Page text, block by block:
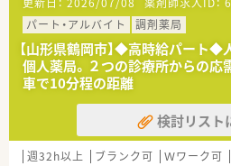
薬局周辺に複数の医療機関があり
しています。フォローアップ体制
クのある方でも安心してご修業い
として現場に入っており、患者様
いらっしゃいます。
≪充実の制度≫
ワークライフバランスを大事に
間連続で有給休暇を取得するな
ッシュ休暇制度」を導入しており
パート・アルバイト
調剤薬局
【山形県鶴岡市】◆高時給パート
個人薬局。２つの診療所からの応
車で10分程の距離
検討リスト
週32h以上 ブランク可 Ｗワーク可